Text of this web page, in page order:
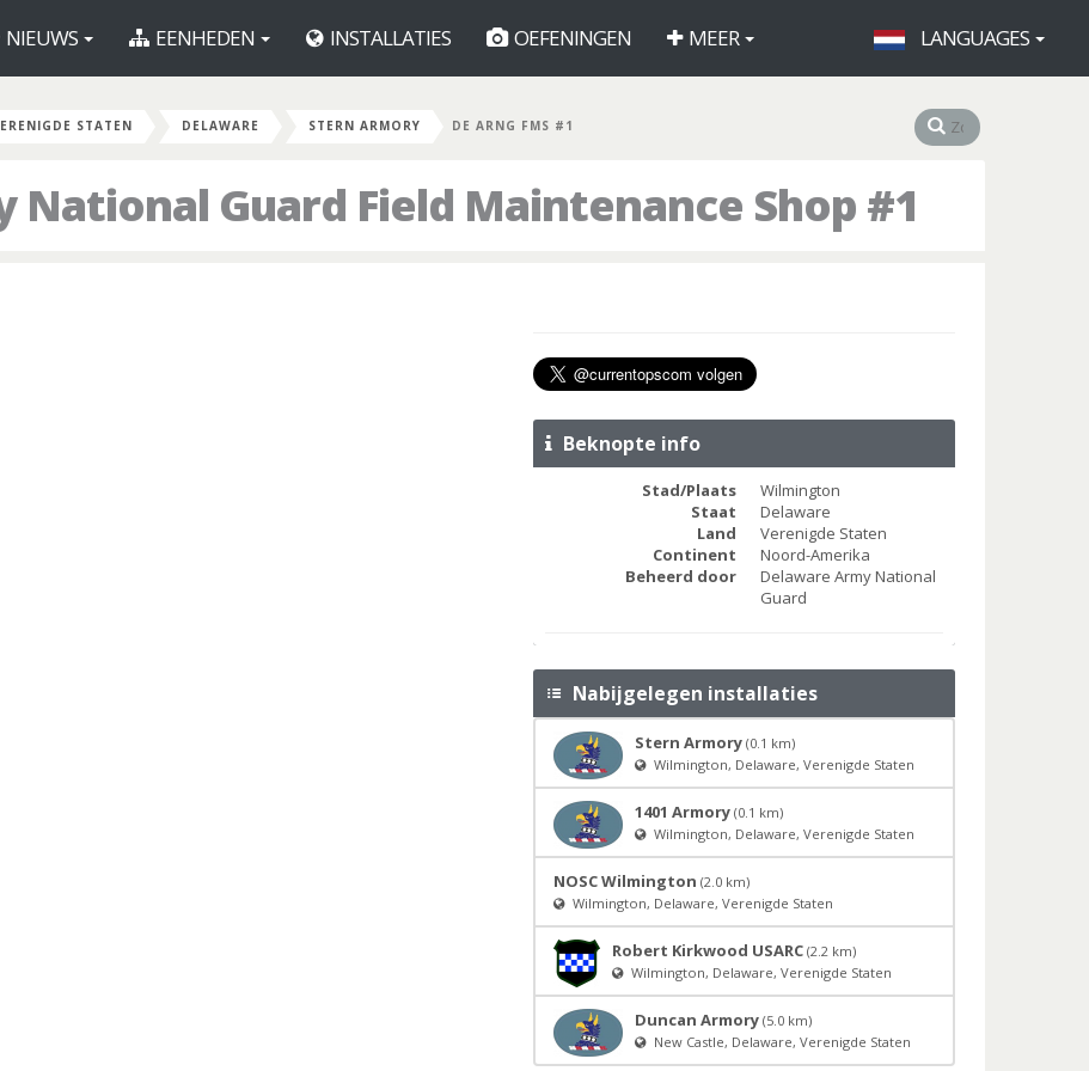
NIEUWS EENHEDEN INSTALLATIES OEFENINGEN MEER LANGUAGES
STATEN DELAWARE STERN ARMORY DE ARNG FMS #1
National Guard Field Maintenance Shop #1
Beknopte info
Stad/Plaats
Wilmington
Staat
Delaware
Land
Verenigde Staten
Continent
Noord-Amerika
Beheerd door
Delaware Army National
Guard
Nabijgelegen installaties
Stern Armory (0.1 km)
Wilmington, Delaware, Verenigde Staten
1401 Armory (0.1 km)
Wilmington, Delaware, Verenigde Staten
NOSC Wilmington (2.0 km)
Wilmington, Delaware, Verenigde Staten
Robert Kirkwood USARC (2.2 km)
Wilmington, Delaware, Verenigde Staten
Duncan Armory (5.0 km)
New Castle, Delaware, Verenigde Staten